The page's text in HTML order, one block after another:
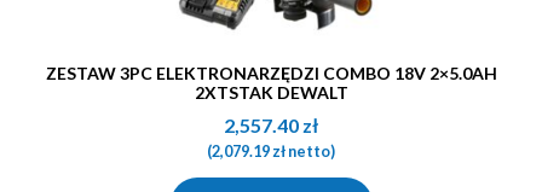
ZESTAW 3PC ELEKTRONARZĘDZI COMBO 18V 2×5.0AH
2XTSTAK DEWALT
2,557.40 zł
(2,079.19złnetto)